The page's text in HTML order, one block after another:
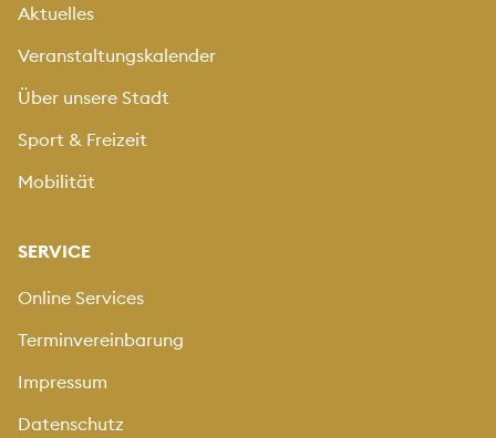
Aktuelles
Veranstaltungskalender
Über unsere Stadt
Sport & Freizeit
Mobilität
SERVICE
Online Services
Terminvereinbarung
Impressum
Datenschutz